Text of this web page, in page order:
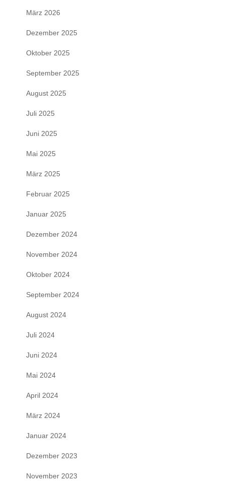
März 2026
Dezember 2025
Oktober 2025
September 2025
August 2025
Juli 2025
Juni 2025
Mai 2025
März 2025
Februar 2025
Januar 2025
Dezember 2024
November 2024
Oktober 2024
September 2024
August 2024
Juli 2024
Juni 2024
Mai 2024
April 2024
März 2024
Januar 2024
Dezember 2023
November 2023